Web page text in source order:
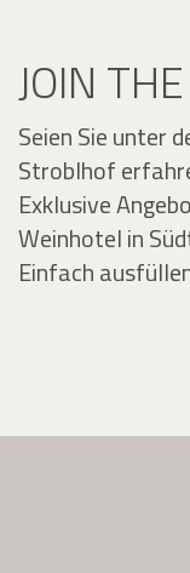
JOIN
Seien Sie unter
Stroblhof
Exklusive
Weinhotel in
Einfach